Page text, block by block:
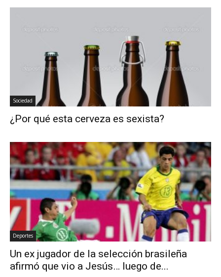
Sociedad
¿Por qué esta cerveza es sexista?
Deportes
Un ex jugador de la selección brasileña
afirmó que vio a Jesús… luego de...